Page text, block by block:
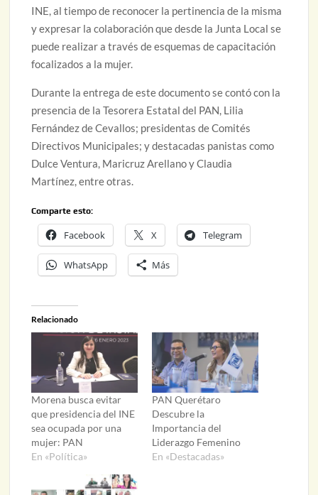
INE, al tiempo de reconocer la pertinencia de la misma
y expresar la colaboración que desde la Junta Local se
puede realizar a través de esquemas de capacitación
focalizados a la mujer.
Durante la entrega de este documento se contó con la
presencia de la Tesorera Estatal del PAN, Lilia
Fernández de Cevallos; presidentas de Comités
Directivos Municipales; y destacadas panistas como
Dulce Ventura, Maricruz Arellano y Claudia
Martínez, entre otras.
Comparte esto:
Facebook X Telegram
WhatsApp Más
Relacionado
Morena busca evitar
que presidencia del INE
sea ocupada por una
mujer: PAN
En «Política»
PAN Querétaro
Descubre la
Importancia del
Liderazgo Femenino
En «Destacadas»